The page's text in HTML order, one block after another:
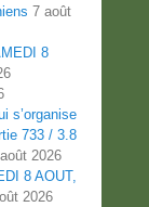
7 août
8
s’organise
733 / 3.8
2026
8 AOUT,
2026